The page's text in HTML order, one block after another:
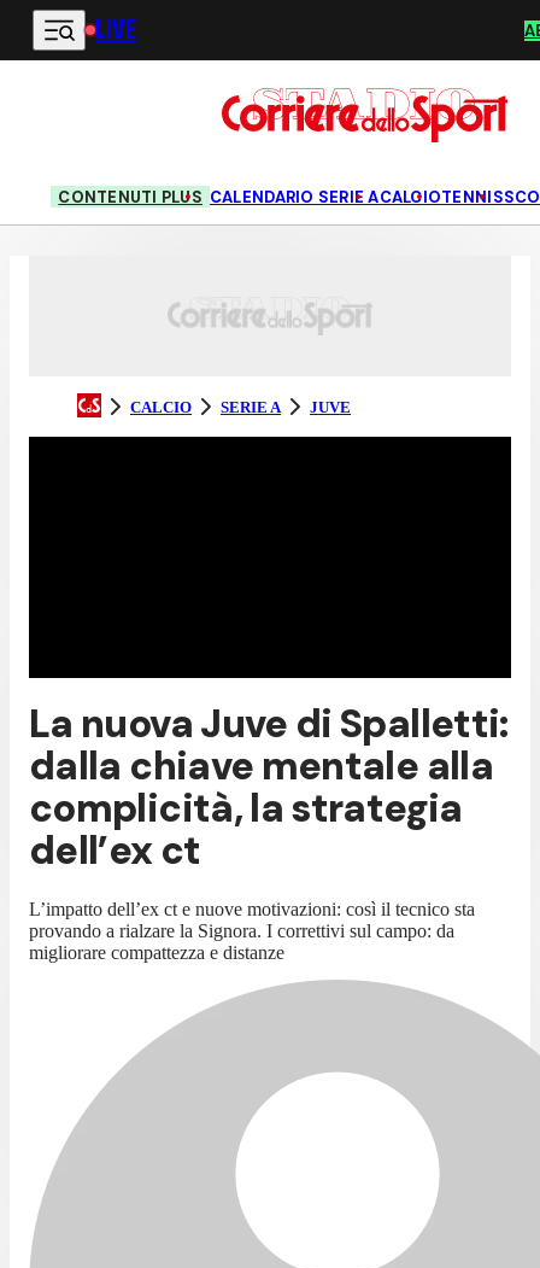
Vai al contenuto principale
LIVE
CONTENUTI PLUS CALENDARIO SERIE ACALCIOTENNIS
CALCIO SERIE A JUVE
La nuova Juve di Spalletti:
dalla chiave mentale alla
complicità, la strategia
dell’ex ct
L’impatto dell’ex ct e nuove motivazioni: così il tecnico sta
provando a rialzare la Signora. I correttivi sul campo: da
migliorare compattezza e distanze